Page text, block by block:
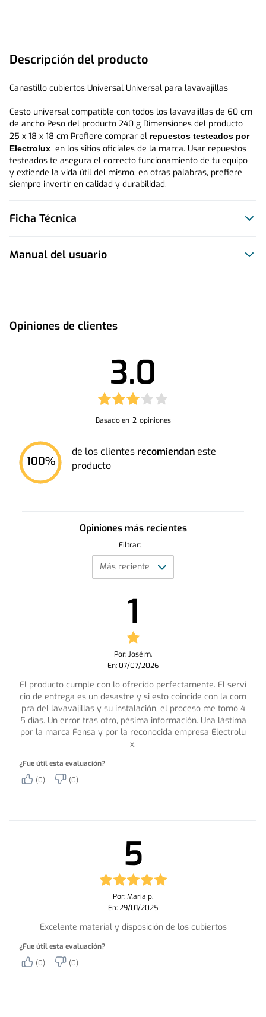
Descripción del producto
Canastillo cubiertos Universal Universal para lavavajillas
Cesto universal compatible con todos los lavavajillas de 60 cm
de ancho Peso del producto 240 g Dimensiones del producto
25 x 18 x 18 cm Prefiere comprar el repuestos testeados por
Electrolux en los sitios oficiales de la marca. Usar repuestos
testeados te asegura el correcto funcionamiento de tu equipo
y extiende la vida útil del mismo, en otras palabras, prefiere
siempre invertir en calidad y durabilidad.
Ficha Técnica
Manual del usuario
Opiniones de clientes
3.0
Basado en 2 opiniones
100%
de los clientes recomiendan este
producto
Opiniones más recientes
Filtrar:
1
Por: José m.
En: 07/07/2026
El producto cumple con lo ofrecido perfectamente. El servi
cio de entrega es un desastre y si esto coincide con la com
pra del lavavajillas y su instalación, el proceso me tomó 4
5 días. Un error tras otro, pésima información. Una lástima
por la marca Fensa y por la reconocida empresa Electrolu
x.
¿Fue útil esta evaluación?
(0)
(0)
5
Por: Maria p.
En: 29/01/2025
Excelente material y disposición de los cubiertos
¿Fue útil esta evaluación?
(0)
(0)